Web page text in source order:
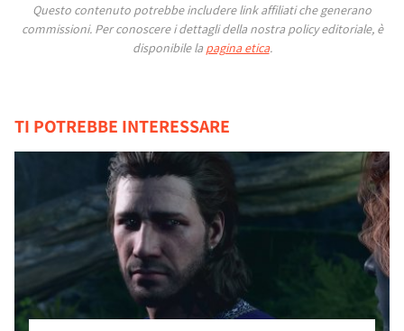
Questo contenuto potrebbe includere link affiliati che generano
commissioni. Per conoscere i dettagli della nostra policy editoriale, è
disponibile la pagina etica.
TI POTREBBE INTERESSARE